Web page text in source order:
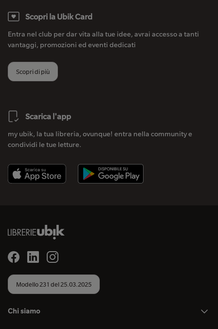
Scopri la Ubik Card
Entra nel club per dar vita alla tue idee, avrai accesso a tanti
vantaggi, promozioni ed eventi dedicati
Scopri di più
Scarica l'app
my ubik, la tua libreria, ovunque! entra nella community e
condividi le tue letture.
Modello 231 del 25.03.2025
Chi siamo